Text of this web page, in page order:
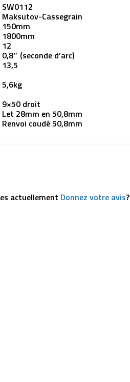
SW0112
Maksutov-Cassegrain
150mm
1800mm
12
0,8″ (seconde d’arc)
13,5
5,6kg
9×50 droit
Let 28mm en 50,8mm
Renvoi coudé 50,8mm
actuellement Donnez votre avis?